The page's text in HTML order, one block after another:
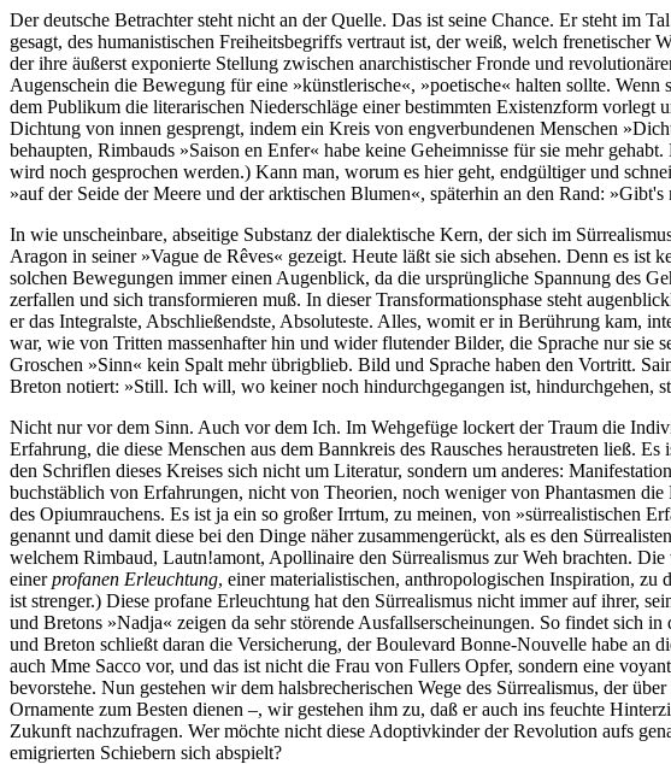
Der deutsche Betrachter steht nicht an der Quelle. Das ist seine Chance. Er steht im
gesagt, des humanistischen Freiheitsbegriffs vertraut ist, der weiß, welch
der ihre äußerst exponierte Stellung zwischen anarchistischer Fronde und
Augenschein die Bewegung für eine »künstlerische«, »poetische« halten sollte.
dem Publikum die literarischen Niederschläge einer bestimmten Existenzform
Dichtung von innen gesprengt, indem ein Kreis von engverbundenen Menschen
behaupten, Rimbauds »Saison en Enfer« habe keine Geheimnisse für sie mehr
wird noch gesprochen werden.) Kann man, worum es hier geht, endgültiger und
»auf der Seide der Meere und der arktischen Blumen«, späterhin an den Rand:
In wie unscheinbare, abseitige Substanz der dialektische Kern, der sich im
Aragon in seiner »Vague de Rêves« gezeigt. Heute läßt sie sich absehen. Denn es
solchen Bewegungen immer einen Augenblick, da die ursprüngliche Spannung des
zerfallen und sich transformieren muß. In dieser Transformationsphase steht
er das Integralste, Abschließendste, Absoluteste. Alles, womit er in Berührung kam,
war, wie von Tritten massenhafter hin und wider flutender Bilder, die Sprache nur
Groschen »Sinn« kein Spalt mehr übrigblieb. Bild und Sprache haben den Vortritt.
Breton notiert: »Still. Ich will, wo keiner noch hindurchgegangen ist, hindurchgehen,
Nicht nur vor dem Sinn. Auch vor dem Ich. Im Wehgefüge lockert der Traum die
Erfahrung, die diese Menschen aus dem Bannkreis des Rausches heraustreten ließ.
den Schriflen dieses Kreises sich nicht um Literatur, sondern um anderes:
buchstäblich von Erfahrungen, nicht von Theorien, noch weniger von Phantasmen
des Opiumrauchens. Es ist ja ein so großer Irrtum, zu meinen, von »sürrealistischen
genannt und damit diese bei den Dinge näher zusammengerückt, als es den
welchem Rimbaud, Lautn!amont, Apollinaire den Sürrealismus zur Weh brachten.
einerprofanen Erleuchtung, einer materialistischen, anthropologischen Inspiration,
ist strenger.) Diese profane Erleuchtung hat den Sürrealismus nicht immer auf ihrer,
und Bretons »Nadja« zeigen da sehr störende Ausfallserscheinungen. So findet sich
und Breton schließt daran die Versicherung, der Boulevard Bonne-Nouvelle habe an
auch Mme Sacco vor, und das ist nicht die Frau von Fullers Opfer, sondern eine
bevorstehe. Nun gestehen wir dem halsbrecherischen Wege des Sürrealismus, der
Ornamente zum Besten dienen –, wir gestehen ihm zu, daß er auch ins feuchte
Zukunft nachzufragen. Wer möchte nicht diese Adoptivkinder der Revolution aufs
emigrierten Schiebern sich abspielt?